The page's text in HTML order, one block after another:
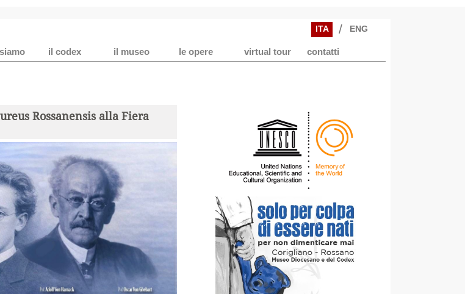
ITA / ENG
il codex il museo le opere virtual tour contatti
Rossanensis alla Fiera